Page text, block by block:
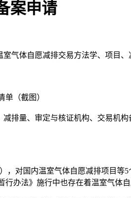
案申请
气体自愿减排交易方法学、项目
单（截图）
量、审定与核证机构、交易机构
对国内温室气体自愿减排项目等5
办法》施行中也存在着温室气体